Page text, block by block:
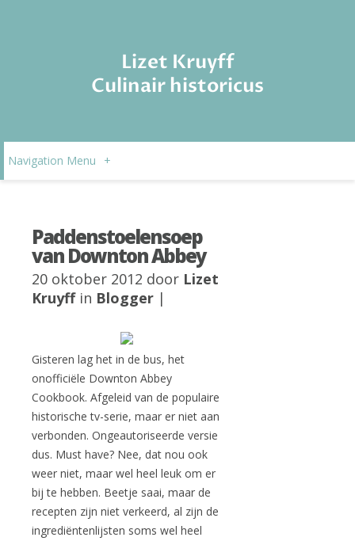
Lizet Kruyff
Culinair historicus
Navigation Menu +
Paddenstoelensoep
van Downton Abbey
20 oktober 2012 door Lizet
Kruyffin Blogger |
Gisteren lag het in de bus, het
onofficiële Downton Abbey
Cookbook. Afgeleid van de populaire
historische tv-serie, maar er niet aan
verbonden. Ongeautoriseerde versie
dus. Must have? Nee, dat nou ook
weer niet, maar wel heel leuk om er
bij te hebben. Beetje saai, maar de
recepten zijn niet verkeerd, al zijn de
ingrediëntenlijsten soms wel heel